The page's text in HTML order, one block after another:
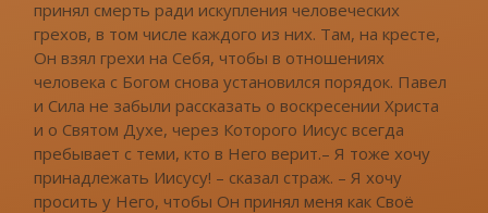
принял смерть ради искупления человеческих
грехов, в том числе каждого из них. Там, на кресте,
Он взял грехи на Себя, чтобы в отношениях
человека с Богом снова установился порядок. Павел
и Сила не забыли рассказать о воскресении Христа
и о Святом Духе, через Которого Иисус всегда
пребывает с теми, кто в Него верит.– Я тоже хочу
принадлежать Иисусу! – сказал страж. – Я хочу
просить у Него, чтобы Он принял меня как Своё